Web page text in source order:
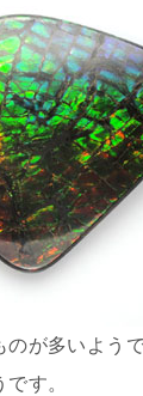
のが多いよう
です。